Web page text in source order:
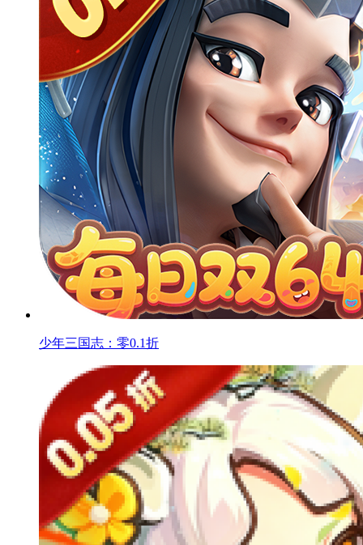
少年三国志：零0.1折